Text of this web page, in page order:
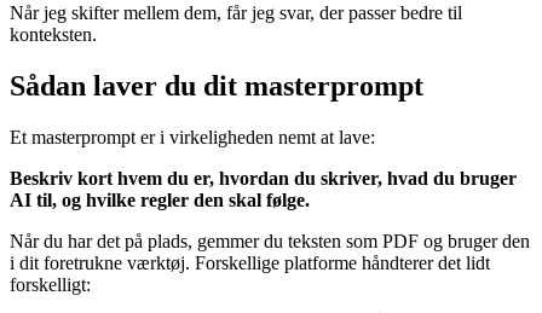
Når jeg skifter mellem dem, får jeg svar, der passer bedre til
konteksten.
Sådan laver du dit masterprompt
Et masterprompt er i virkeligheden nemt at lave:
Beskriv kort hvem du er, hvordan du skriver, hvad du bruger
AI til, og hvilke regler den skal følge.
Når du har det på plads, gemmer du teksten som PDF og bruger den
i dit foretrukne værktøj. Forskellige platforme håndterer det lidt
forskelligt: